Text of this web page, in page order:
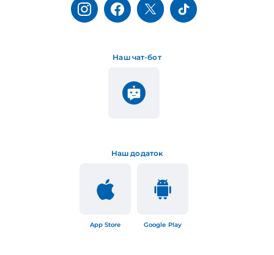
Наш додаток
App Store Google Play
Наш чат-бот